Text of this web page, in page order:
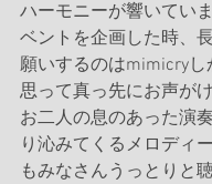
ハーモニーが響いてい
ベントを企画した時、
願いするのはmimicryし
思って真っ先にお声が
お二人の息のあった演
り沁みてくるメロディ
もみなさんうっとりと